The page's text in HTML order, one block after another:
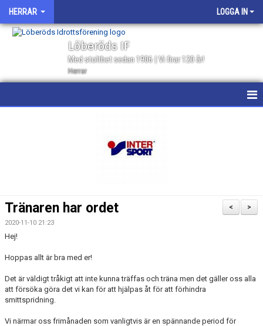
HERRAR LOGGA IN
Löberöds IF
Med stolthet sedan 1906 | Vi firar 120 år!
Herrar
GÄSTBOK
BILDGALLERI
KONTAKT
>
<
Tränaren har ordet
2020-11-10 21:23
Hej!
Hoppas allt är bra med er!
Det är väldigt tråkigt att inte kunna träffas och träna men det gäller oss alla
att försöka göra det vi kan för att hjälpas åt för att förhindra
smittspridning.
Vi närmar oss frimånaden som vanligtvis är en spännande period för